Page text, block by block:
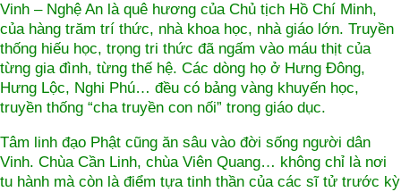
Vinh – Nghệ An là quê hương của Chủ tịch Hồ Chí Minh,
của hàng trăm trí thức, nhà khoa học, nhà giáo lớn. Truyền
thống hiếu học, trọng tri thức đã ngấm vào máu thịt của
từng gia đình, từng thế hệ. Các dòng họ ở Hưng Đông,
Hưng Lộc, Nghi Phú… đều có bảng vàng khuyến học,
truyền thống “cha truyền con nối” trong giáo dục.
Tâm linh đạo Phật cũng ăn sâu vào đời sống người dân
Vinh. Chùa Cần Linh, chùa Viên Quang… không chỉ là nơi
tu hành mà còn là điểm tựa tinh thần của các sĩ tử trước kỳ